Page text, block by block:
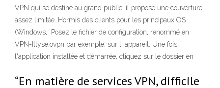
VPN qui se destine au grand public, il propose une couverture
assez limitée. Hormis des clients pour les principaux OS
(Windows, Posez le fichier de configuration, renommé en
VPN-Illyse.ovpn par exemple, sur l 'appareil. Une fois
l'application installée et démarrée, cliquez sur le dossier en
“En matière de services VPN, difficile